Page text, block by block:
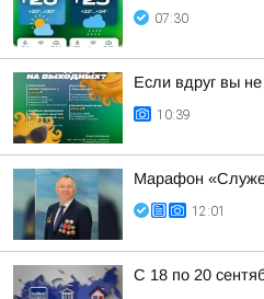
07:30
Если вдруг вы
10:39
Марафон
12:01
С 18 по 20